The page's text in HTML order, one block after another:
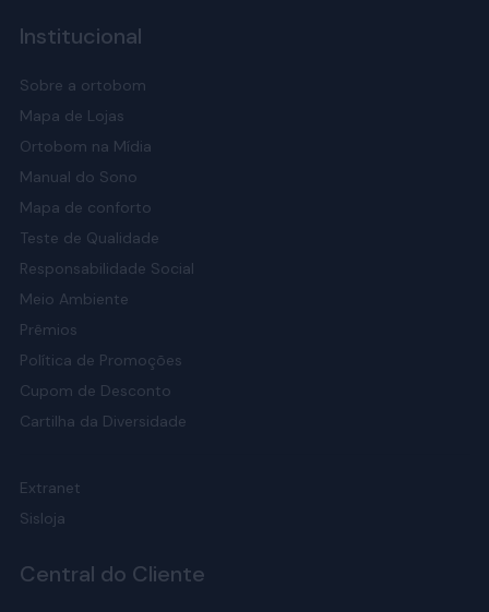
Institucional
Sobre a ortobom
Mapa de Lojas
Ortobom na Mídia
Manual do Sono
Mapa de conforto
Teste de Qualidade
Responsabilidade Social
Meio Ambiente
Prêmios
Política de Promoções
Cupom de Desconto
Cartilha da Diversidade
Extranet
Sisloja
Central do Cliente